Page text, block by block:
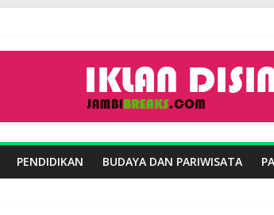
PENDIDIKAN BUDAYA DAN PARIWISATA